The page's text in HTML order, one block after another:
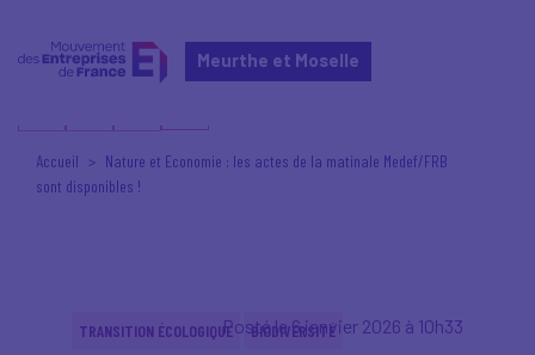
Meurthe et Moselle
Accueil
Nature et Economie : les actes de la matinale Medef/FRB
sont disponibles !
Posté le 6 janvier 2026 à 10h33
TRANSITION ÉCOLOGIQUE BIODIVERSITÉ